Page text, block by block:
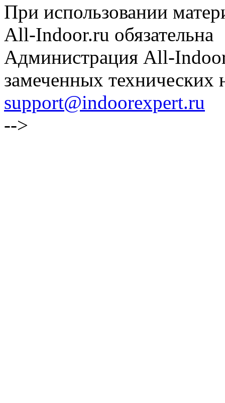
При использовании
All-Indoor.ru обязательна
Администрация All-
замеченных технических
support@indoorexpert.ru
-->